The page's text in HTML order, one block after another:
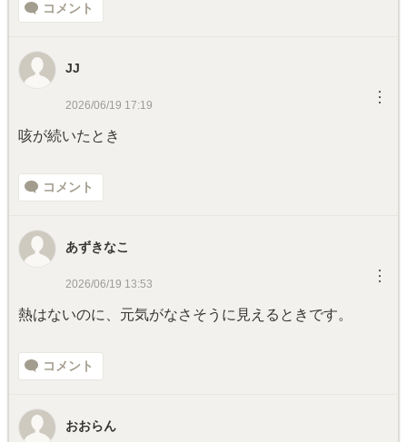
コメント
JJ
2026/06/19 17:19 ︙
咳が続いたとき
コメント
あずきなこ
2026/06/19 13:53 ︙
熱はないのに、元気がなさそうに見えるときです。
コメント
おおらん